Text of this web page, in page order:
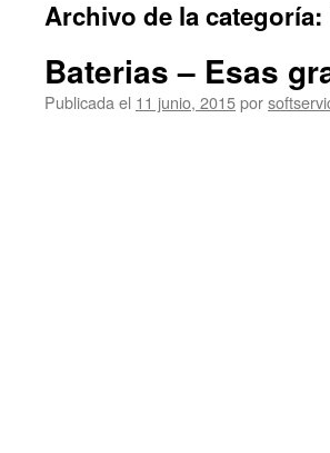
Archivo de la categoría:
Baterias – Esas
Publicada el 11 junio, 2015por